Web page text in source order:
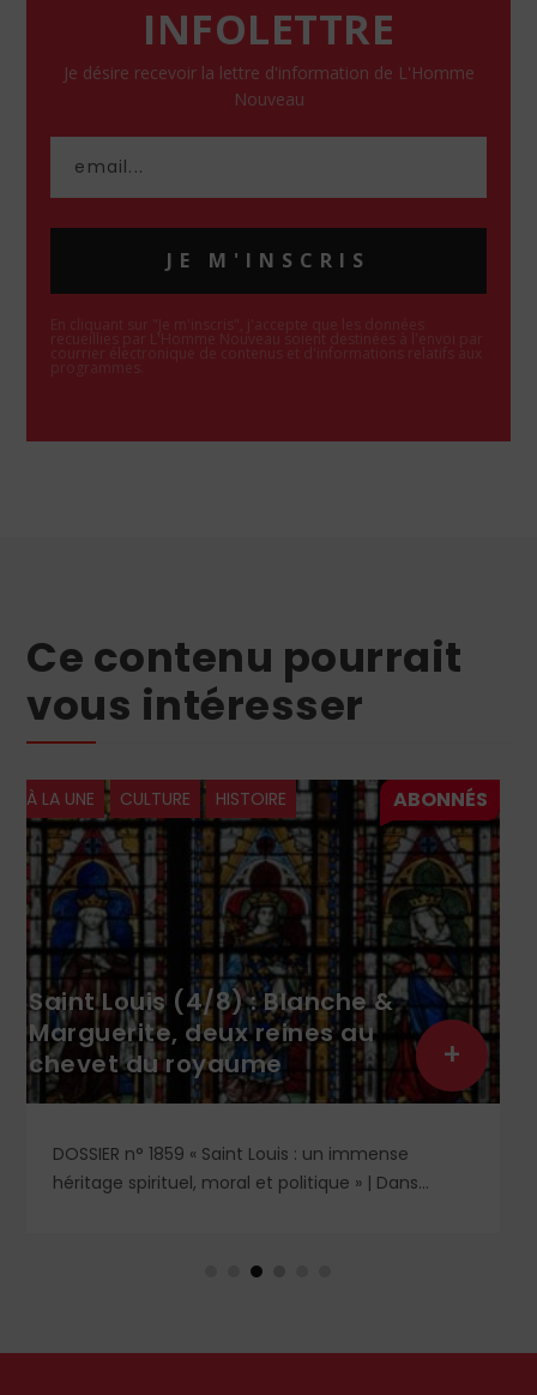
INFOLETTRE
Je désire recevoir la lettre d'information de L'Homme
Nouveau
JE M'INSCRIS
En cliquant sur "Je m'inscris", j'accepte que les données
recueillies par L'Homme Nouveau soient destinées à l'envoi par
courrier électronique de contenus et d'informations relatifs aux
programmes.
Ce contenu pourrait
vous intéresser
À LA UNE CULTURE LECTURES
Jeunesse : Plongée dans
l’insurrection irlandaise avec
Joe
Recension jeunesse | Dans cette page recension
de lectures jeunesse, un choix éclairé de
+